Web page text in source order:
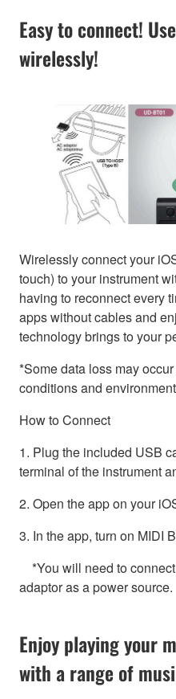
Easy to connect!
wirelessly!
Wirelessly connect your
touch) to your instrument
having to reconnect every
apps without cables and
technology brings to your
*Some data loss may
conditions and
How to Connect
1. Plug the included USB
terminal of the instrument
2. Open the app on your
3. In the app, turn on MIDI
*You will need to
adaptor as a power source.
Enjoy playing your
with a range of